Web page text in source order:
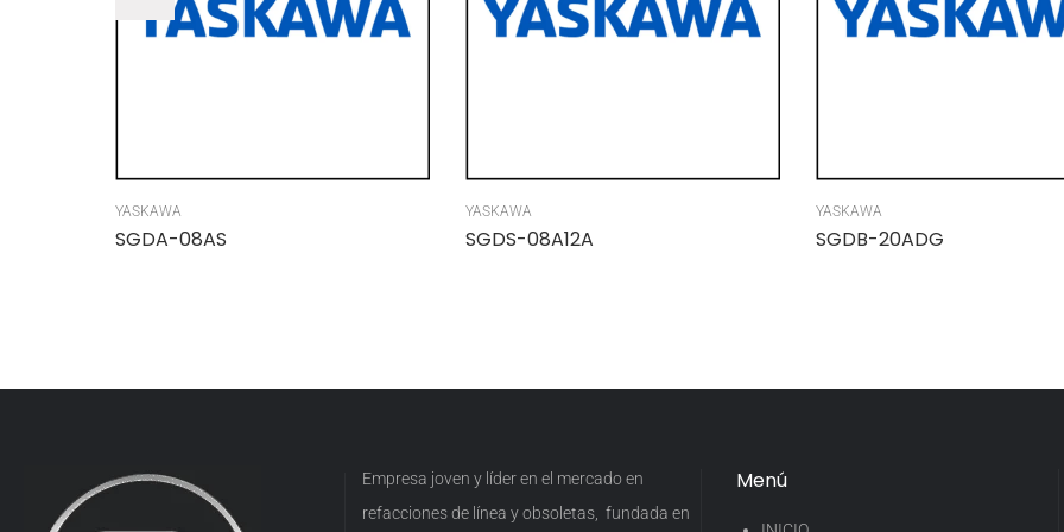
YASKAWA
SGDA-08AS
YASKAWA
SGDS-08A12A
YASKAWA
SGDB-20ADG
Empresa joven y líder en el mercado en
refacciones de línea y obsoletas, fundada en
Menú